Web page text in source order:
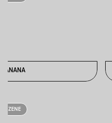
NANANA
ZENE